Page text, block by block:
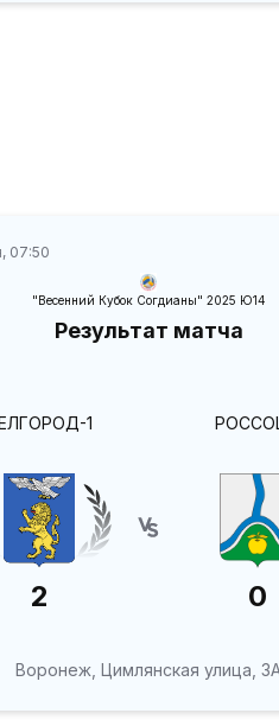
07:50
"Весенний Кубок Согдианы" 2025 Ю14
Результат матча
1
2 0
Воронеж, Цимлянская улица,